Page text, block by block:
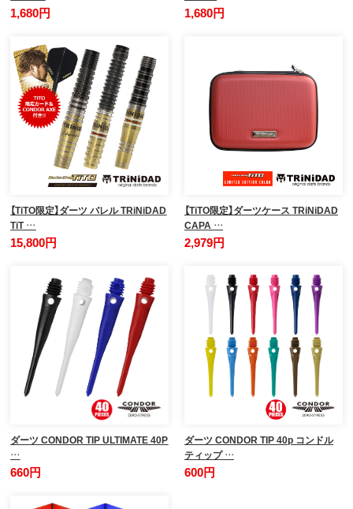
1,680円 1,680円
【TiTO限定】ダーツ バレル TRiNiDAD
TiT …
15,800円
【TiTO限定】ダーツケース TRiNiDAD
CAPA …
2,979円
ダーツ CONDOR TIP ULTIMATE 40P
…
660円
ダーツ CONDOR TIP 40p コンドル
ティップ …
600円